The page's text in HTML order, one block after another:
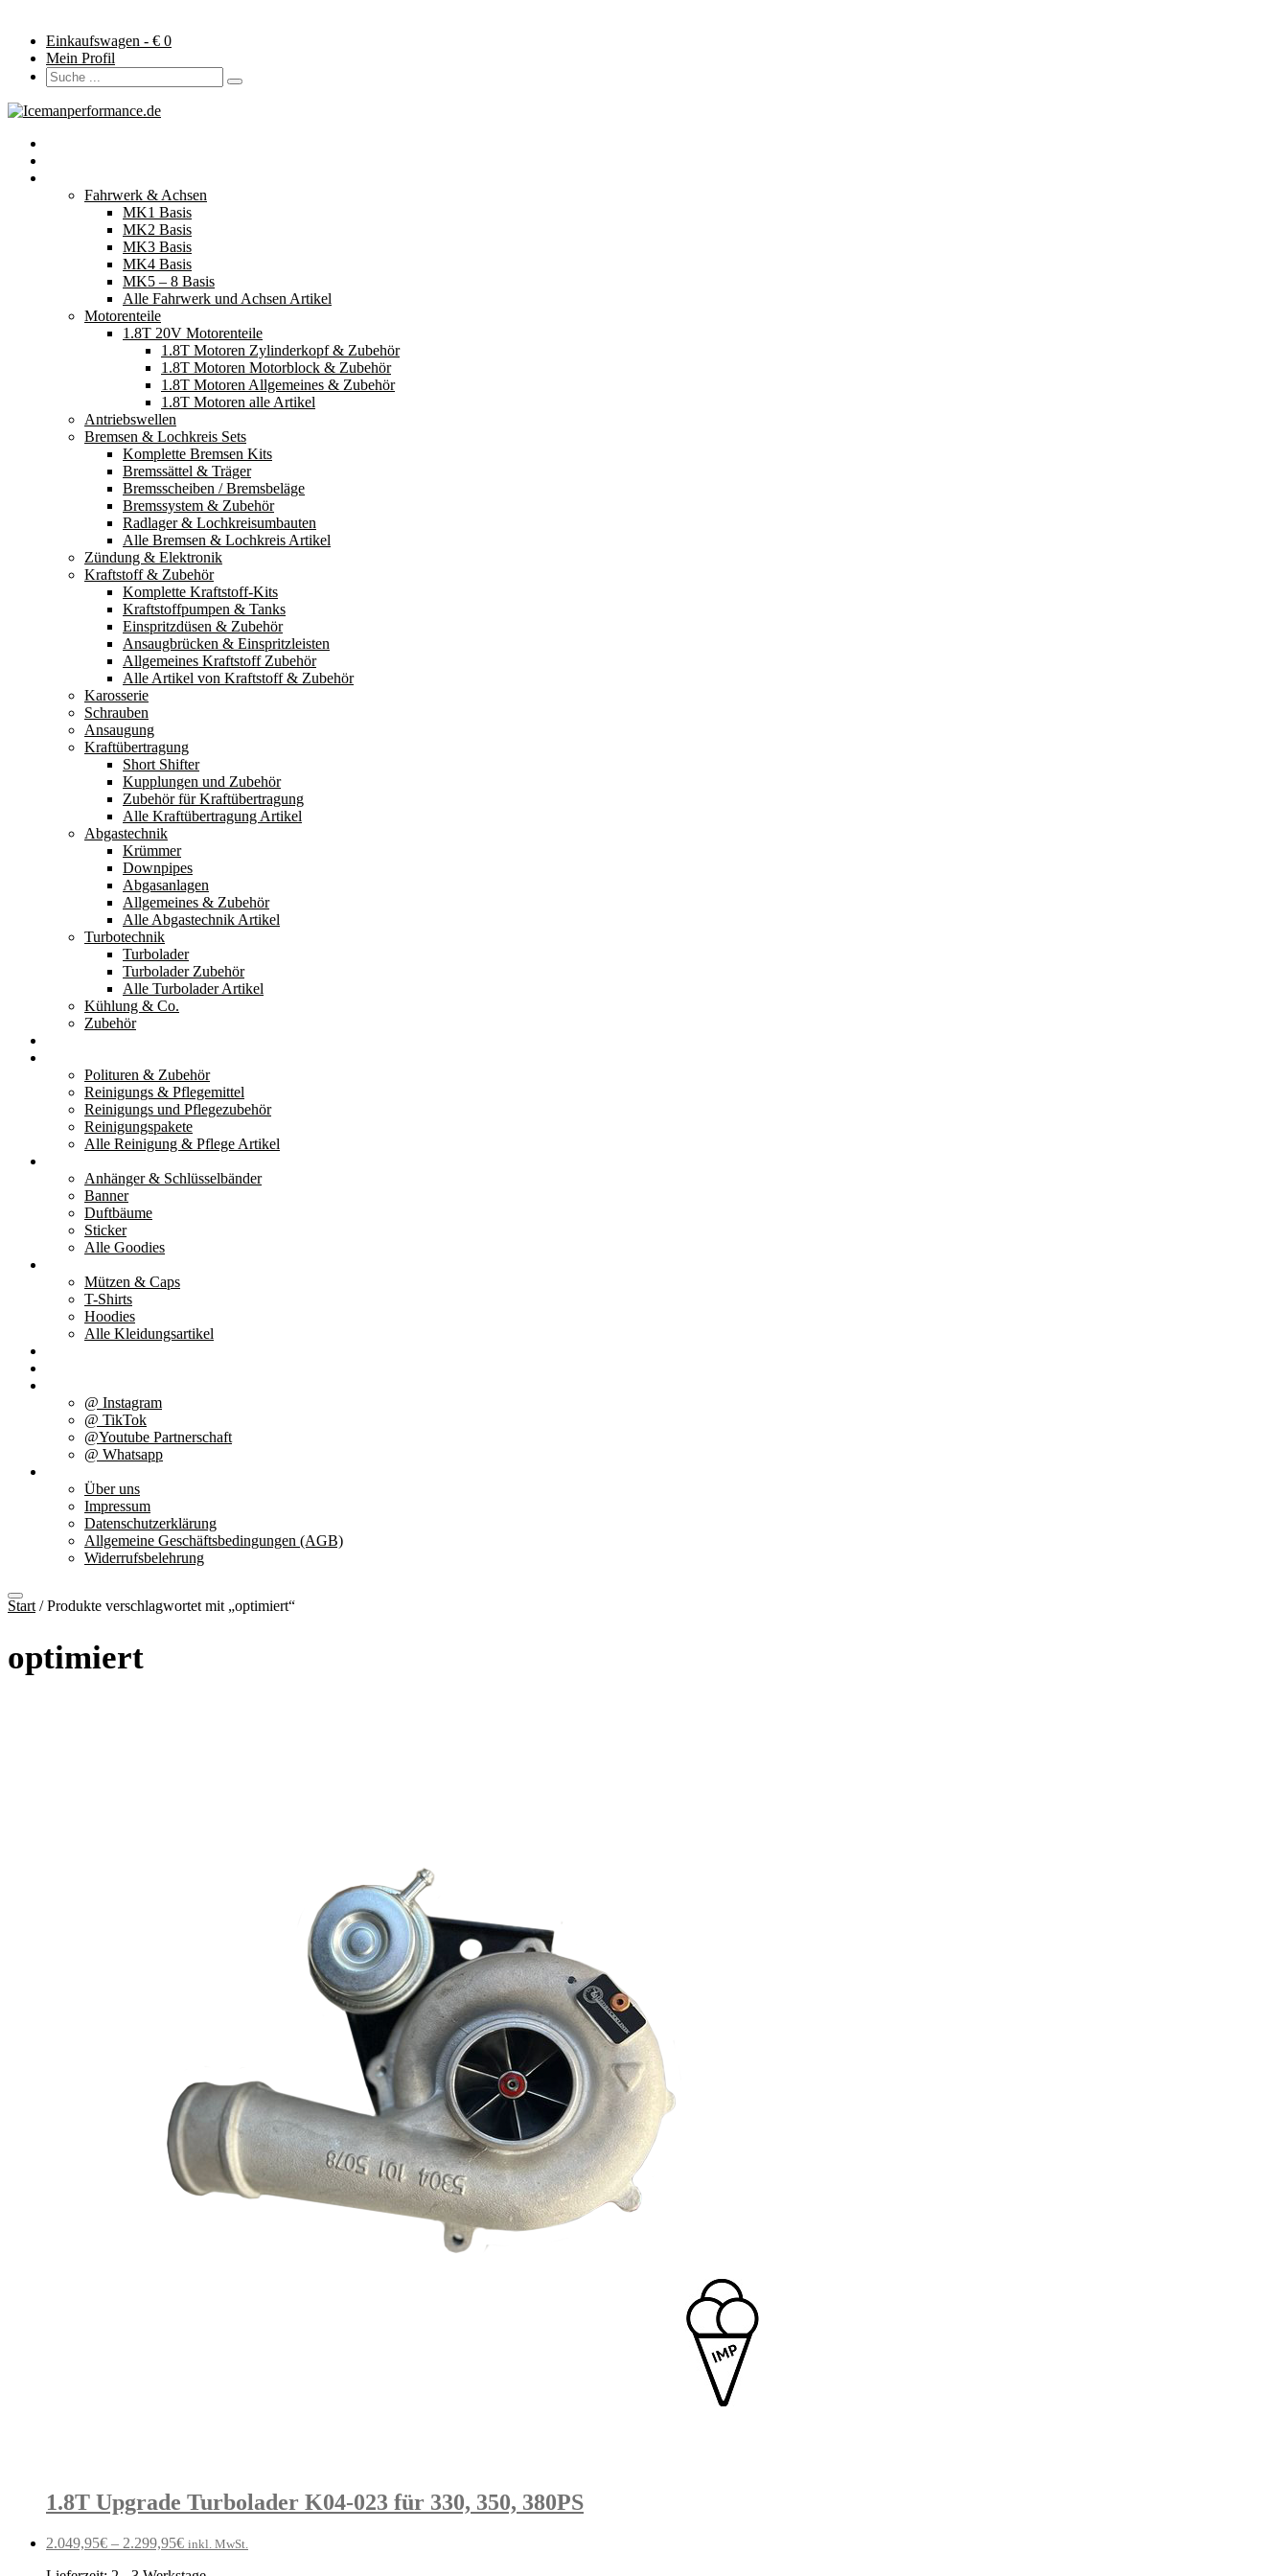
Einkaufswagen - € 0
Mein Profil
Fahrwerk & Achsen
MK1 Basis
MK2 Basis
MK3 Basis
MK4 Basis
MK5 – 8 Basis
Alle Fahrwerk und Achsen Artikel
Motorenteile
1.8T 20V Motorenteile
1.8T Motoren Zylinderkopf & Zubehör
1.8T Motoren Motorblock & Zubehör
1.8T Motoren Allgemeines & Zubehör
1.8T Motoren alle Artikel
Antriebswellen
Bremsen & Lochkreis Sets
Komplette Bremsen Kits
Bremssättel & Träger
Bremsscheiben / Bremsbeläge
Bremssystem & Zubehör
Radlager & Lochkreisumbauten
Alle Bremsen & Lochkreis Artikel
Zündung & Elektronik
Kraftstoff & Zubehör
Komplette Kraftstoff-Kits
Kraftstoffpumpen & Tanks
Einspritzdüsen & Zubehör
Ansaugbrücken & Einspritzleisten
Allgemeines Kraftstoff Zubehör
Alle Artikel von Kraftstoff & Zubehör
Karosserie
Schrauben
Ansaugung
Kraftübertragung
Short Shifter
Kupplungen und Zubehör
Zubehör für Kraftübertragung
Alle Kraftübertragung Artikel
Abgastechnik
Krümmer
Downpipes
Abgasanlagen
Allgemeines & Zubehör
Alle Abgastechnik Artikel
Turbotechnik
Turbolader
Turbolader Zubehör
Alle Turbolader Artikel
Kühlung & Co.
Zubehör
Polituren & Zubehör
Reinigungs & Pflegemittel
Reinigungs und Pflegezubehör
Reinigungspakete
Alle Reinigung & Pflege Artikel
Anhänger & Schlüsselbänder
Banner
Duftbäume
Sticker
Alle Goodies
Mützen & Caps
T-Shirts
Hoodies
Alle Kleidungsartikel
@ Instagram
@ TikTok
@Youtube Partnerschaft
@ Whatsapp
Über uns
Impressum
Datenschutzerklärung
Allgemeine Geschäftsbedingungen (AGB)
Widerrufsbelehrung
Start / Produkte verschlagwortet mit „optimiert“
optimiert
1.8T Upgrade Turbolader K04-023 für 330, 350, 380PS
2.049,95€ – 2.299,95€ inkl. MwSt.